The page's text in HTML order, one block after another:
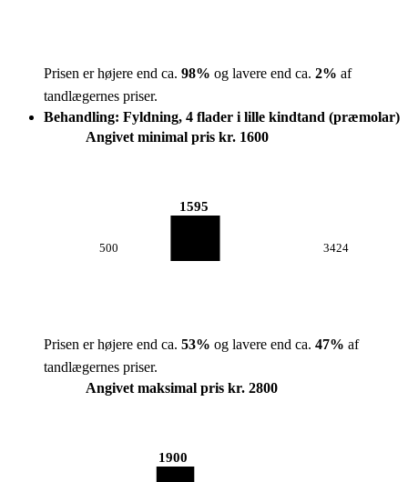
Prisen er højere end ca. 98% og lavere end ca. 2% af
tandlægernes priser.
Behandling: Fyldning, 4 flader i lille kindtand (præmolar)
Angivet minimal pris kr. 1600
500
1595
3424
Prisen er højere end ca. 53% og lavere end ca. 47% af
tandlægernes priser.
Angivet maksimal pris kr. 2800
1900